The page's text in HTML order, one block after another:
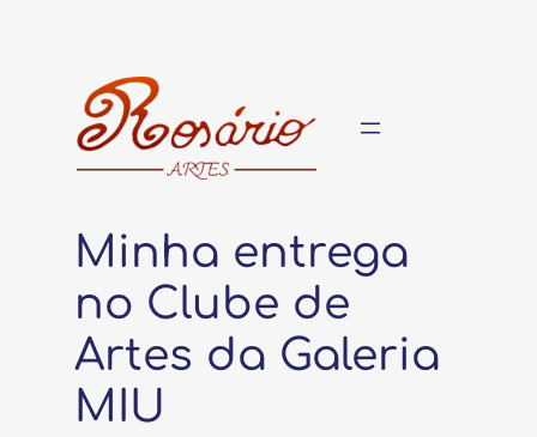
conteúdo
Minha entrega
no Clube de
Artes da Galeria
MIU